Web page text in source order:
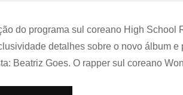
do programa sul coreano High School
detalhes sobre o novo álbum
Beatriz Goes. O rapper sul coreano